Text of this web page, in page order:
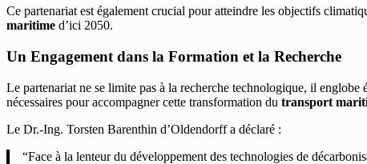
Ce partenariat est également crucial pour atteindre les objectifs
maritime d’ici 2050.
Un Engagement dans la Formation et la Recherche
Le partenariat ne se limite pas à la recherche technologique, il englobe
nécessaires pour accompagner cette transformation du transport
Le Dr.-Ing. Torsten Barenthin d’Oldendorff a déclaré :
“Face à la lenteur du développement des technologies de